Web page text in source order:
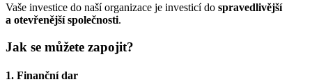
Vaše investice do naší organizace je investicí do spravedlivější
a otevřenější společnosti.
Jak se můžete zapojit?
1. Finanční dar